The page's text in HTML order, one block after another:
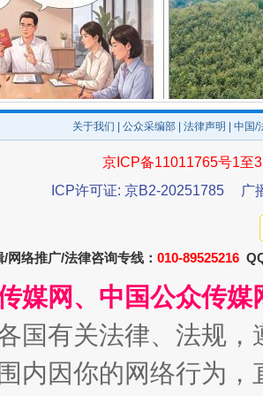
库”的免责幌子
！段成刚被判无期 从幼
关于我们 公众采编部 法律声明 | 中国
京ICP备11011765号1至
ICP许可证: 京B2-20251785
广
/网络推广/法律咨询专线： 010-89525216
媒网、中国公众传
国有关法律、法规
内因你的网络行为